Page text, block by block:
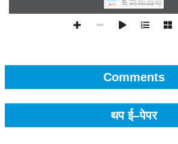
Comments
थप ई–पेपर